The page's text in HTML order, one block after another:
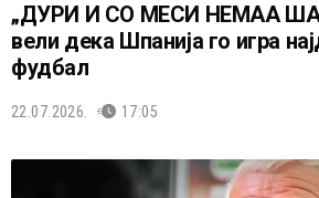
„ДУРИ И СО МЕСИ НЕМАА
вели дека Шпанија го игра
фудбал
22.07.2026. 17:05